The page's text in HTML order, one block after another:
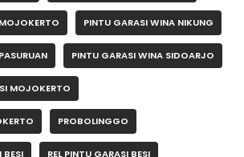
PINTU GARASI WINA NIKUNG
PINTU GARASI WINA SIDOARJO
MOJOKERTO
PROBOLINGGO
BESI REL PINTU GARASI BESI